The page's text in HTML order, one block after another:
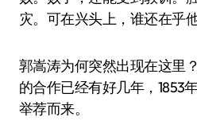
灾。可在兴头上，谁还在乎
郭嵩涛为何突然出现在这里
的合作已经有好几年，1853
举荐而来。